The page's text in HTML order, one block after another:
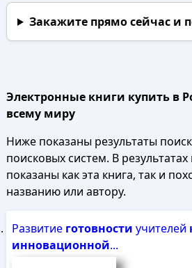
Закажите прямо сейчаси
Электронные книги купить в
всему миру
Ниже показаны результаты
поисковых систем. В
показаны как эта книга, так и
названию или автору.
Развитие готовности учителей
инновационной...